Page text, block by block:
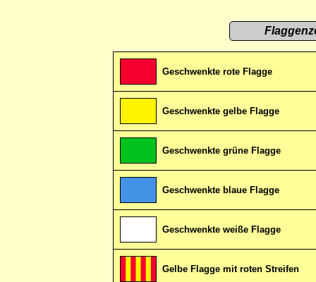
Geschwenkte rote Flagge
Geschwenkte gelbe Flagge
Geschwenkte grüne Flagge
Geschwenkte blaue Flagge
Geschwenkte weiße Flagge
Gelbe Flagge mit roten Streifen